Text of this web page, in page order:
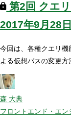
第2回 クエ
2017年9月28日
今回は、各種クエリ
よる仮想パスの変更方
森 大典
フロントエンド・エン